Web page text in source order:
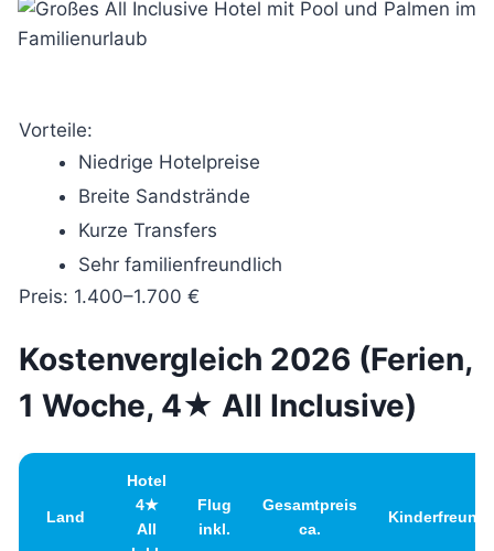
Vorteile:
Niedrige Hotelpreise
Breite Sandstrände
Kurze Transfers
Sehr familienfreundlich
Preis: 1.400–1.700 €
Kostenvergleich 2026 (Ferien,
1 Woche, 4★ All Inclusive)
Land
Hotel
4★
All
Flug
inkl.
Gesamtpreis
ca.